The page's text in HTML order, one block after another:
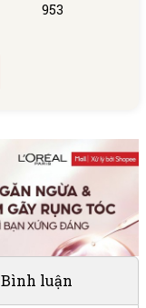
953
Bình luận